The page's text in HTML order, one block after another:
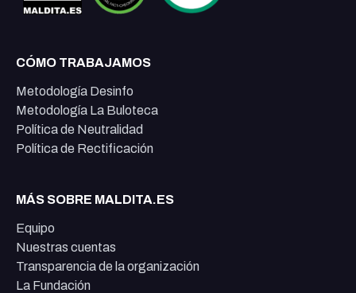
CÓMO TRABAJAMOS
Metodología Desinfo
Metodología La Buloteca
Política de Neutralidad
Política de Rectificación
MÁS SOBRE MALDITA.ES
Equipo
Nuestras cuentas
Transparencia de la organización
La Fundación